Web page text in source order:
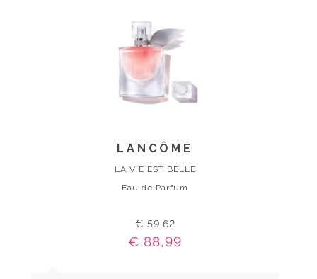
LANCÔME
LA VIE EST BELLE
Eau de Parfum
€ 59,62
€ 88,99